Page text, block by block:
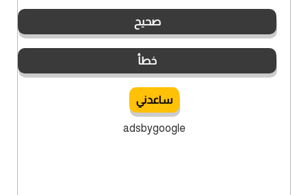
صحيح
خطأ
ساعدني
adsbygoogle